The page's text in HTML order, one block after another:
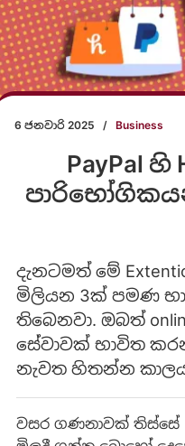
6 ජනවාරි 2025 / Business
PayPal හි
දැනටමත් මේ
මිලියන 3ක් පමණ
තිබෙනවා. ඔබත්
සේවාවක් භාවිත
නැවත හිතන්න
වසර ගණනාවක් තිස්සේ